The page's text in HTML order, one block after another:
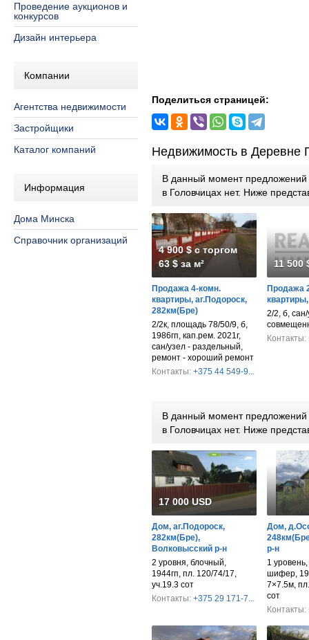
Проведение аукционов и
конкурсов
Дизайн интерьера
Компании
Агентства недвижимости
Застройщики
Каталог компаний
Информация
Дома Минска
Справочник организаций
Поделиться страницей:
Недвижимость в Деревне
В данный момент предложений
в Головчицах нет. Ниже
4 900 $ с торгом
63 $ за м²
Продажа 4-комн.
квартиры, аг.Подороск,
282км(Бре)
2/2к, площадь 78/50/9, б,
1986гп, кап.рем. 2021г,
сан/узел - раздельный,
ремонт - хороший ремонт
Контакты: +375 44 549-9...
11 500
Продажа
2/2, б,
Контакты:
В данный момент предложений
в Головчицах нет. Ниже
17 000 USD
Дом, аг.Подороск,
282км(Бре),
Волковысский р-н
2 уровня, блочный,
1944гп, пл. 120/74/17,
уч.19.3 сот
Контакты: +375 29 171-7...
Дом,
р-н
1
шифер,
7×7.5м,
сот
Контакты: